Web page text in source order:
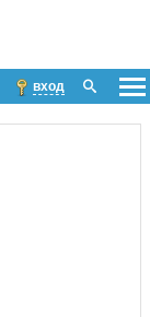
вход